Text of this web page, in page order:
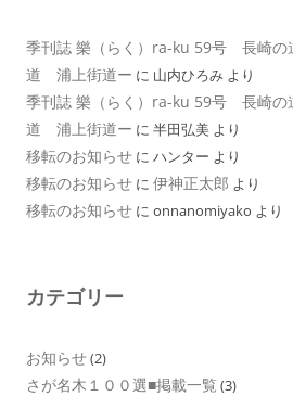
季刊誌 樂（らく）ra-ku 59号 長崎
道 浦上街道ー に 山内ひろみ より
季刊誌 樂（らく）ra-ku 59号 長崎
道 浦上街道ー に 半田弘美 より
移転のお知らせ に ハンター より
移転のお知らせ に 伊神正太郎 より
移転のお知らせ に onnanomiyako より
カテゴリー
お知らせ(2)
さが名木１００選■掲載一覧 (3)